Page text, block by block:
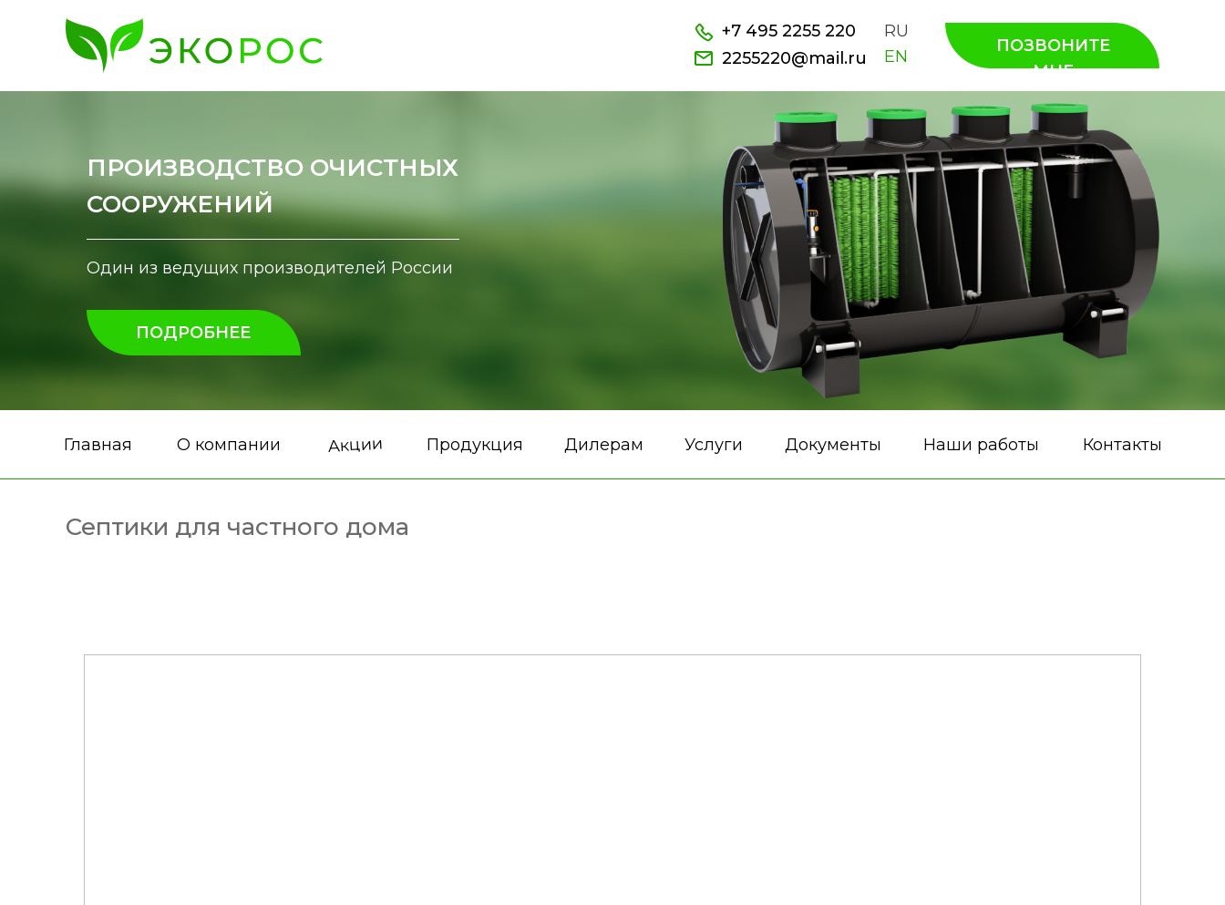
+7 495 2255 220
2255220@mail.ru
ПОЗВОНИТЕ
МНЕ
RU
EN
ПРОИЗВОДСТВО ОЧИСТНЫХ
СООРУЖЕНИЙ
Один из ведущих производителей России
ПОДРОБНЕЕ
Контакты
Наши работы
Документы
Дилерам Услуги
Продукция
Акции
Главная О компании
Септики для частного дома